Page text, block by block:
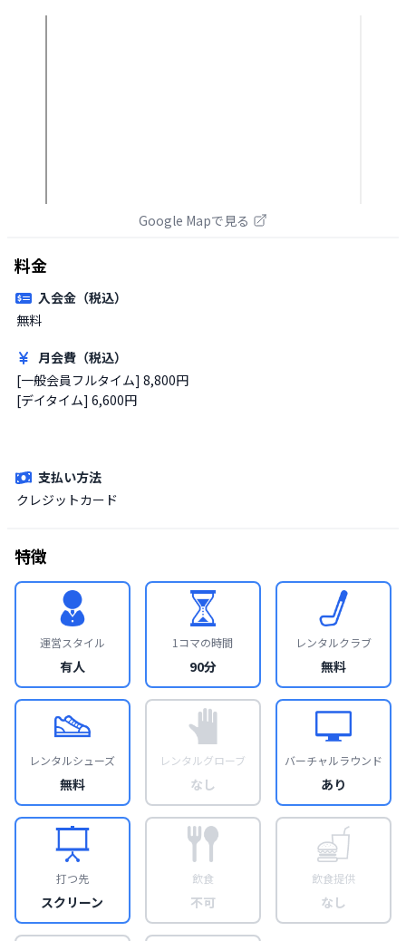
Google Mapで見る
料金
入会金（税込）
無料
月会費（税込）
[一般会員フルタイム] 8,800円
[デイタイム] 6,600円
支払い方法
クレジットカード
特徴
運営スタイル
有人
1コマの時間
90分
レンタルクラブ
無料
レンタルシューズ
無料
レンタルグローブ
なし
バーチャルラウンド
あり
打つ先
スクリーン
飲食
不可
飲食提供
なし